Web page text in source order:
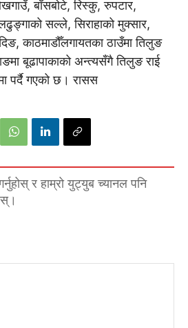
बाँसबोटे, रिस्कु, रुपटार,
सल्ले, सिराहाको मुक्सार,
काठमाडौँलगायतका ठाउँमा तिलुङ
बूढापाकाको अन्त्यसँगै तिलुङ राई
पर्दै गएको छ। रासस
र हाम्रो युट्युब च्यानल पनि